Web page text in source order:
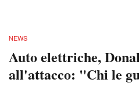
NEWS
Auto elettriche,
all'attacco: "Chi le